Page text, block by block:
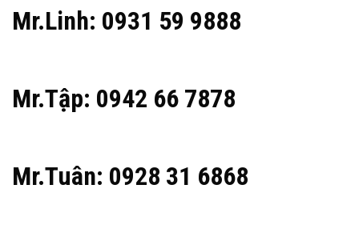
Mr.Linh: 0931 59 9888
Mr.Tập: 0942 66 7878
Mr.Tuân: 0928 31 6868